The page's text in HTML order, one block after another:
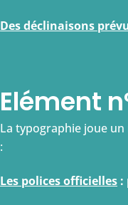
Des déclinaisons
Elément
La typographie joue
:
Les polices officielles :